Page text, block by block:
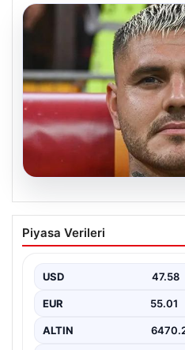
05.08.2026
Mauro Icardi’nin
Paylaşımlarıyla
yollarını ayıran ve
gündemdeki isimler arasında…
Piyasa Verileri
USD 47.58
EUR 55.01
ALTIN